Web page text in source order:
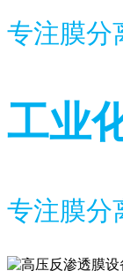
专注膜分
工业
专注膜分